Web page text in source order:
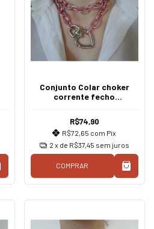
Conjunto Colar choker
corrente fecho
R$74,90
R$72,65 com Pix
2 x de R$37,45 sem juros
COMPRAR